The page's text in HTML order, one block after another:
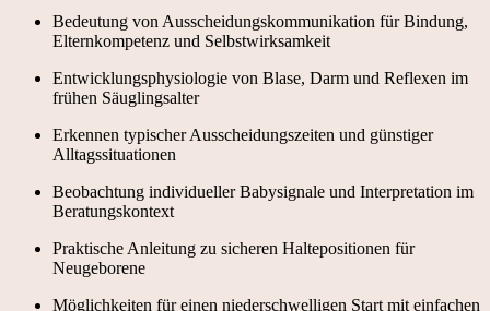
Bedeutung von Ausscheidungskommunikation für Bindung,
Elternkompetenz und Selbstwirksamkeit
Entwicklungsphysiologie von Blase, Darm und Reflexen im
frühen Säuglingsalter
Erkennen typischer Ausscheidungszeiten und günstiger
Alltagssituationen
Beobachtung individueller Babysignale und Interpretation im
Beratungskontext
Praktische Anleitung zu sicheren Haltepositionen für
Neugeborene
Möglichkeiten für einen niederschwelligen Start mit einfachen